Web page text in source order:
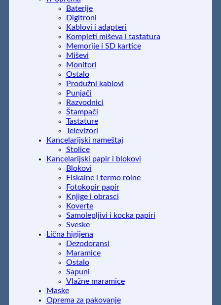
Baterije
Digitroni
Kablovi i adapteri
Kompleti miševa i tastatura
Memorije i SD kartice
Miševi
Monitori
Ostalo
Produžni kablovi
Punjači
Razvodnici
Štampači
Tastature
Televizori
Kancelarijski nameštaj
Stolice
Kancelarijski papir i blokovi
Blokovi
Fiskalne i termo rolne
Fotokopir papir
Knjige i obrasci
Koverte
Samolepljivi i kocka papiri
Sveske
Lična higijena
Dezodoransi
Maramice
Ostalo
Sapuni
Vlažne maramice
Maske
Oprema za pakovanje